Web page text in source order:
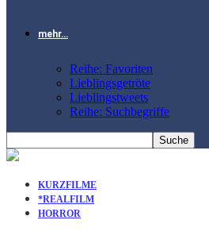
mehr…
Reihe: Favoriten
Lieblingsgetröte
Lieblingstweets
Reihe: Suchbegriffe
KURZFILME
*REALFILM
HORROR